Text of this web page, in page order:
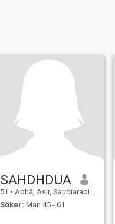
SAHDHDUA
51 • Abhā, Asir, Saudiarabien
Söker: Man 45 - 61